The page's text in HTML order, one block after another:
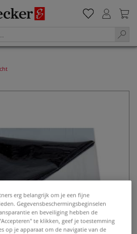
erg belangrijk om je een fijne
Gegevensbeschermingsbeginselen
en beveiliging hebben de
te klikken, geef je toestemming
op je apparaat om de navigatie van de